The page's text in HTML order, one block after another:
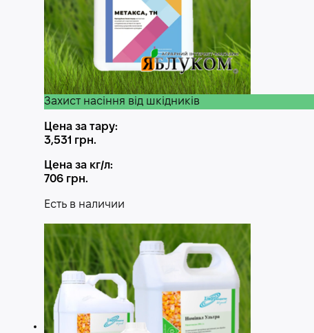
Захист насіння від шкідників
Цена за тару:
3,531 грн.
Цена за кг/л:
706 грн.
Есть в наличии